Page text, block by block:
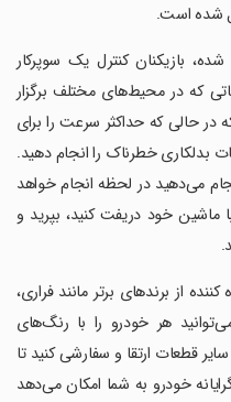
شده است.
بازیکنان کنترل یک سوپرکار
که در محیط‌های مختلف برگزار
حالی که حداکثر سرعت را برای
خطرناک را انجام دهید.
می‌دهید در لحظه انجام خواهد
خود دریفت کنید، بپرید و
40 سوپرکار خیره کننده از برندهای برتر مانند فراری،
هر خودرو را با رنگ‌های
قطعات ارتقا و سفارشی کنید تا
خودرو به شما امکان می‌دهد